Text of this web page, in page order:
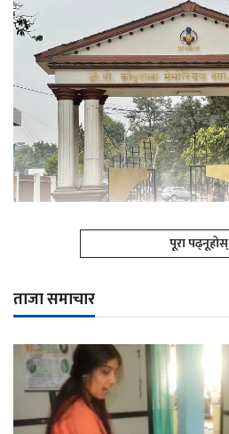
पूरा पढ्नूहोस्
ताजा समाचार